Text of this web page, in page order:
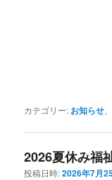
カテゴリー: お知らせ
2026夏休み福
投稿日時:2026年7月